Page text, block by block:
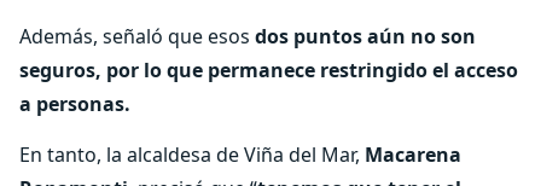
Además, señaló que esos dos puntos aún no son
seguros, por lo que permanece restringido el acceso
a personas.
En tanto, la alcaldesa de Viña del Mar, Macarena